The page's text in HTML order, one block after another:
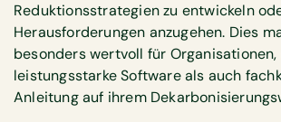
Reduktionsstrategien zu entwickeln
Herausforderungen anzugehen. Dies
besonders wertvoll für Organisationen,
leistungsstarke Software als auch
Anleitung auf ihrem